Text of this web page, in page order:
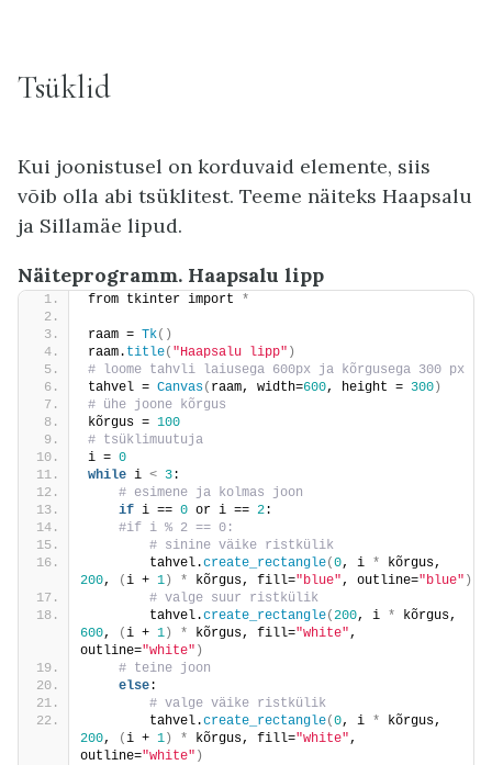
Tsüklid
Kui joonistusel on korduvaid elemente, siis
võib olla abi tsüklitest. Teeme näiteks Haapsalu
ja Sillamäe lipud.
Näiteprogramm. Haapsalu lipp
from tkinter import *
raam = Tk()
raam. title( "Haapsalu lipp" )
# loome tahvli laiusega 600px ja kõrgusega 300 px
tahvel = Canvas( raam, width=600, height = 300)
# ühe joone kõrgus
kõrgus = 100
# tsüklimuutuja
i = 0
while i < 3:
# esimene ja kolmas joon
if i == 0 or i == 2:
#if i % 2 == 0:
# sinine väike ristkülik
        tahvel.
create_rectangle(0, i *
200, (i + 1) * kõrgus, fill="blue", outline="blue" )
# valge suur ristkülik
        tahvel.
create_rectangle(200, i *
600, (i + 1) * kõrgus, fill="white",
outline="white" )
# teine joon
else:
# valge väike ristkülik
        tahvel.
create_rectangle(0, i *
200, (i + 1) * kõrgus, fill="white",
outline="white" )